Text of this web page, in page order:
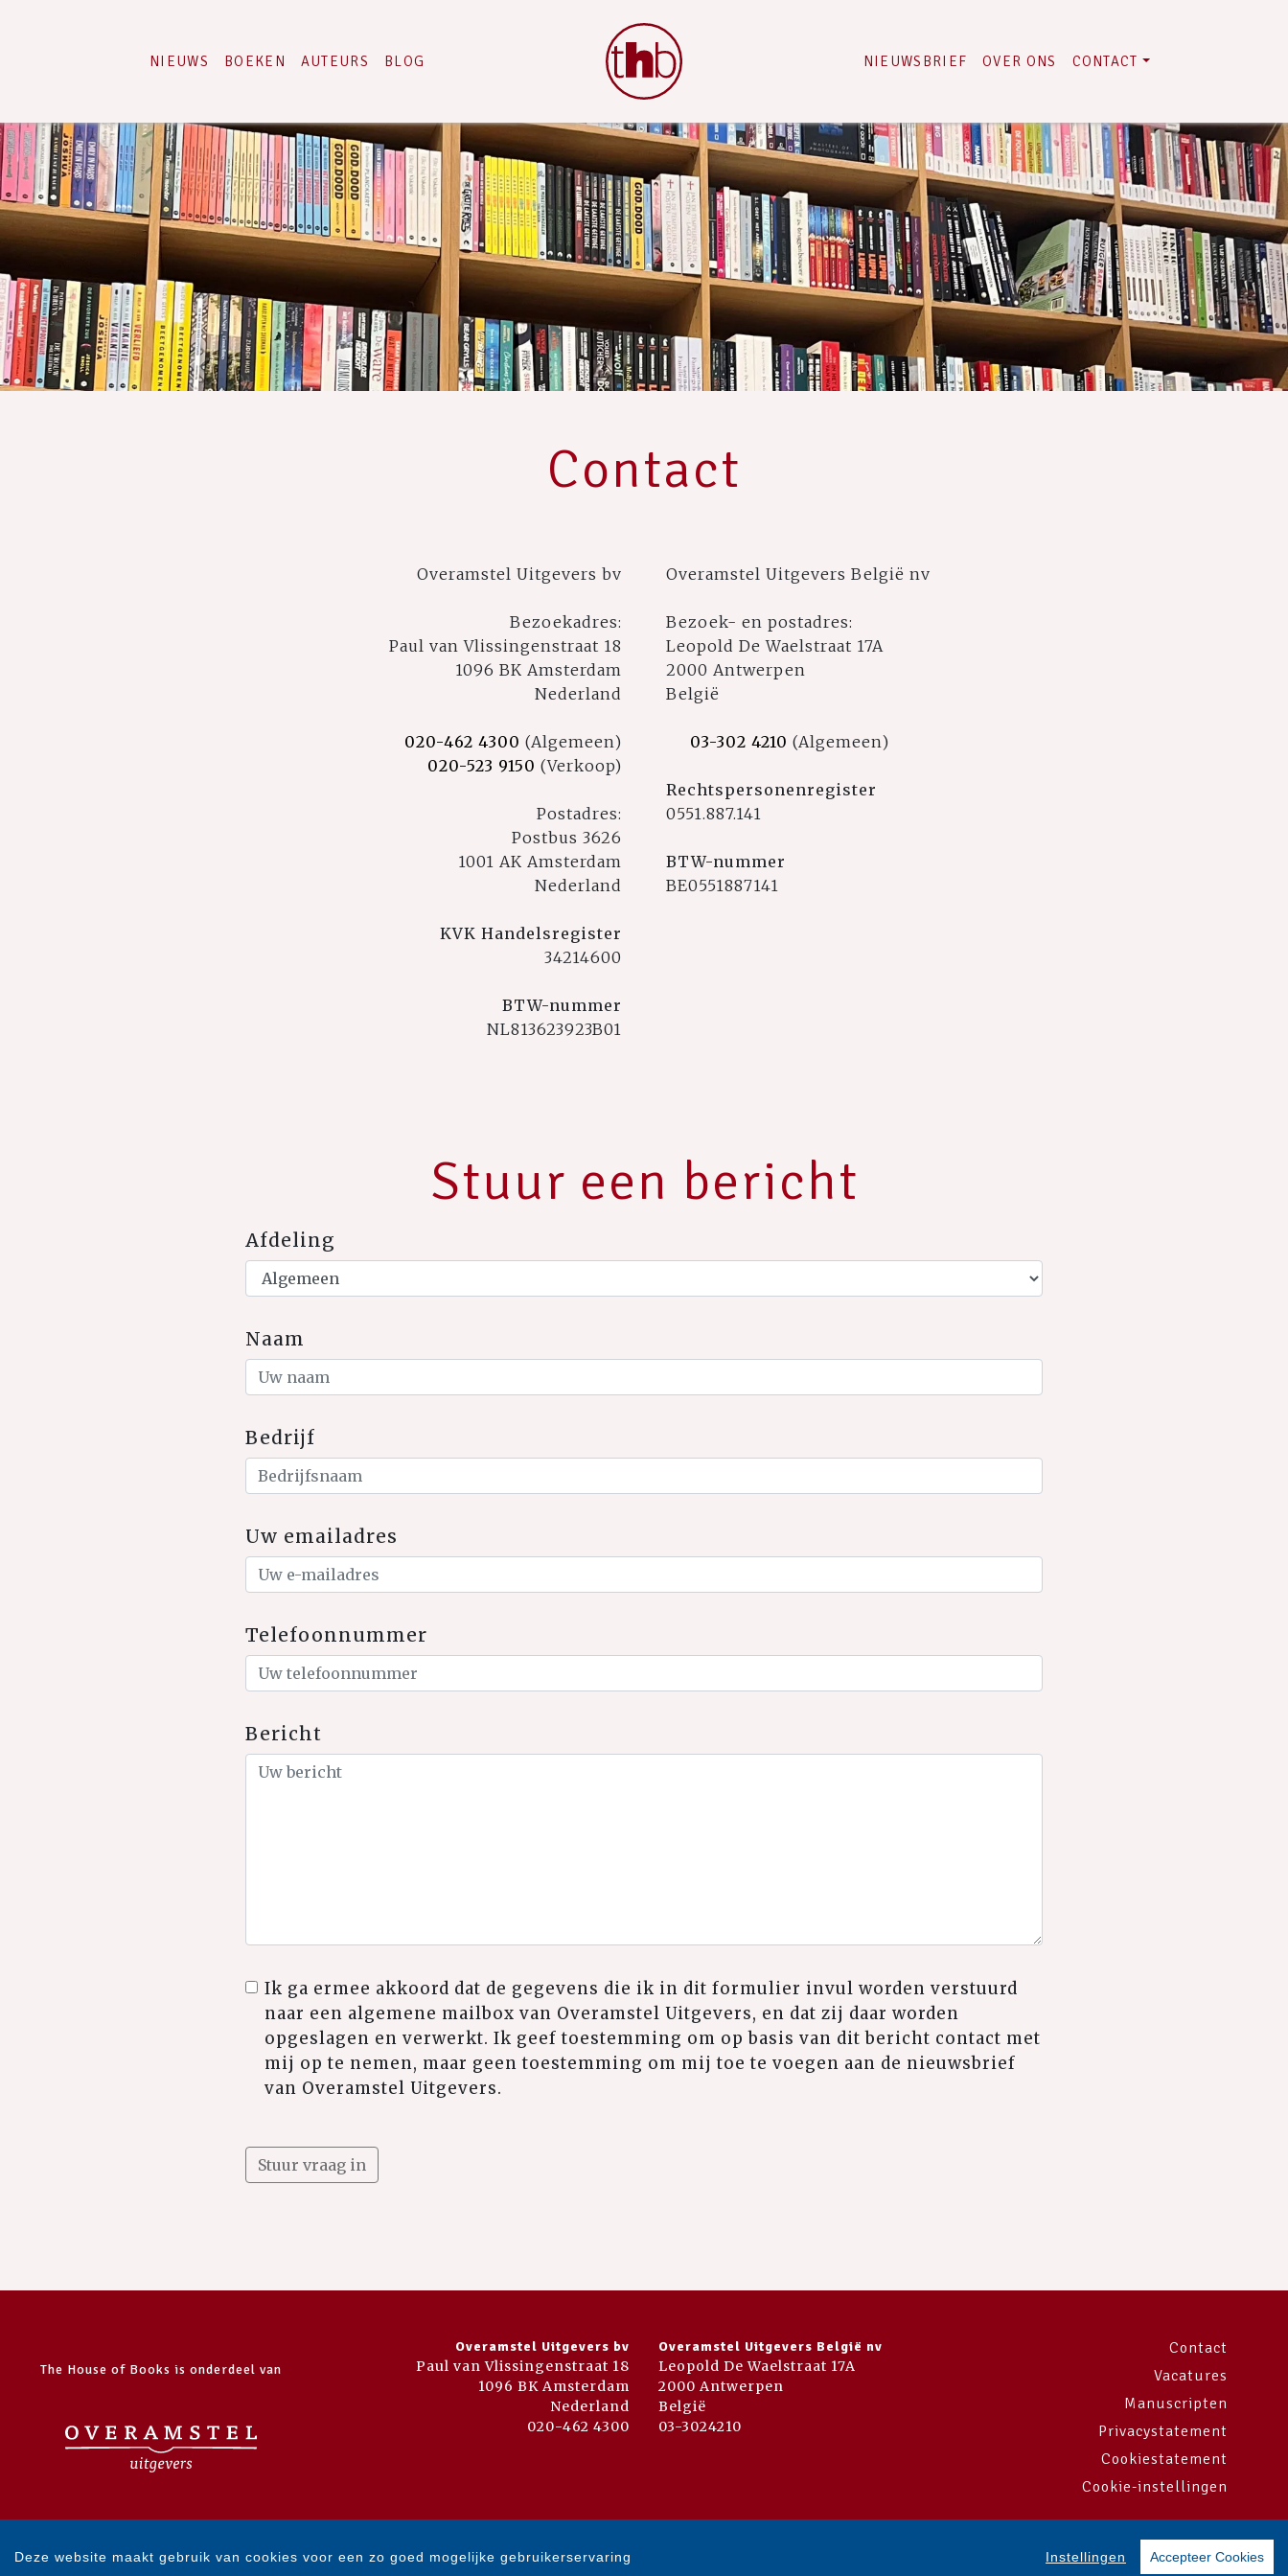
NIEUWS BOEKEN AUTEURS BLOG NIEUWSBRIEF OVER ONS CONTACT
Contact
Overamstel Uitgevers bv
Bezoekadres:
Paul van Vlissingenstraat 18
1096 BK Amsterdam
Nederland
020-462 4300 (Algemeen)
020-523 9150 (Verkoop)
Postadres:
Postbus 3626
1001 AK Amsterdam
Nederland
KVK Handelsregister
34214600
BTW-nummer
NL813623923B01
Overamstel Uitgevers België nv
Bezoek- en postadres:
Leopold De Waelstraat 17A
2000 Antwerpen
België
03-302 4210 (Algemeen)
Rechtspersonenregister
0551.887.141
BTW-nummer
BE0551887141
Stuur een bericht
Afdeling
Naam
Bedrijf
Uw emailadres
Telefoonnummer
Bericht
Ik ga ermee akkoord dat de gegevens die ik in dit formulier invul worden verstuurd
naar een algemene mailbox van Overamstel Uitgevers, en dat zij daar worden
opgeslagen en verwerkt. Ik geef toestemming om op basis van dit bericht contact met
mij op te nemen, maar geen toestemming om mij toe te voegen aan de nieuwsbrief
van Overamstel Uitgevers.
The House of Books is onderdeel van
Overamstel Uitgevers bv
Paul van Vlissingenstraat 18
1096 BK Amsterdam
Nederland
020-462 4300
Overamstel Uitgevers België nv
Leopold De Waelstraat 17A
2000 Antwerpen
België
03-3024210
Contact
Vacatures
Manuscripten
Privacystatement
Cookiestatement
Cookie-instellingen
Deze website maakt gebruik van cookies voor een zo goed mogelijke gebruikerservaring Instellingen Accepteer Cookies